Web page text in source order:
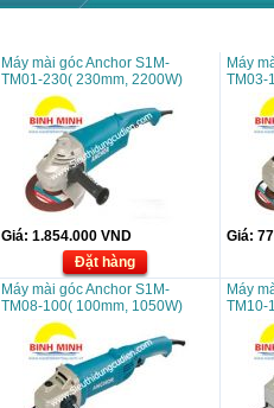
Máy mài góc Anchor S1M-
TM01-230( 230mm, 2200W)
Giá: 1.854.000 VND
Đặt hàng
Máy
TM03-
Giá:
Máy mài góc Anchor S1M-
TM08-100( 100mm, 1050W)
Máy
TM10-